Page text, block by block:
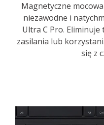
Magnetyczne
niezawodne i
Ultra C Pro.
zasilania lub
się z